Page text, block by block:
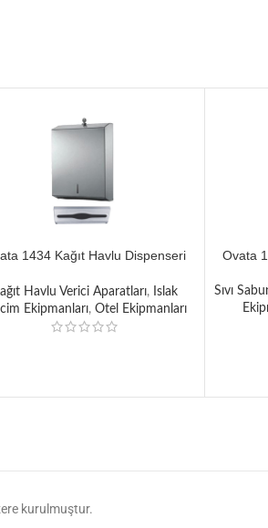
1434 Kağıt Havlu Dispenseri
Havlu Verici Aparatları, Islak
Ekipmanları, Otel Ekipmanları
Ovata
Sıvı
kurulmuştur.